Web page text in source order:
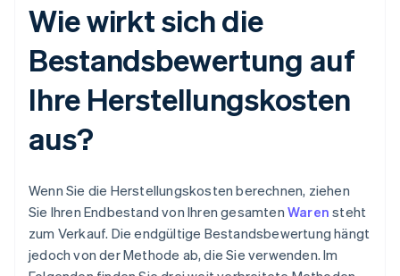
Wie wirkt sich die
Bestandsbewertung auf
Ihre Herstellungskosten
aus?
Wenn Sie die Herstellungskosten berechnen, ziehen
Sie Ihren Endbestand von Ihren gesamten Waren steht
zum Verkauf. Die endgültige Bestandsbewertung hängt
jedoch von der Methode ab, die Sie verwenden. Im